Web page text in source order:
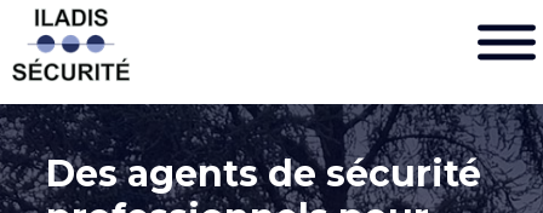
Des agents de sécurité